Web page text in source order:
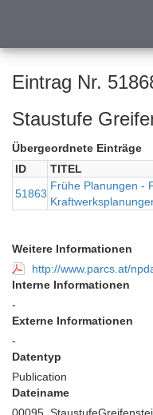
Eintrag Nr.
Staustufe
Übergeordnete Einträge
ID
TITEL
51863
Frühe Planungen -
Weitere Informationen
http://www.parcs.at/
Interne Informationen
-
Externe Informationen
-
Datentyp
Publication
Dateiname